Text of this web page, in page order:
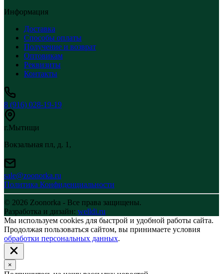
Информация
Доставка
Способы оплаты
Получение и возврат
Оптовикам
Реквизиты
Контакты
8 (916) 028-19-19
г.Мытищи
Вокзальная пл, д. 1,
sale@zoonorka.ru
Политика Конфиденциальности
© 2026 Zoonorka - Все права защищены.
Разработка и дизайн: welldi.ru
Мы используем cookies для быстрой и удобной работы сайта.
Продолжая пользоваться сайтом, вы принимаете условия
обработки персональных данных.
×